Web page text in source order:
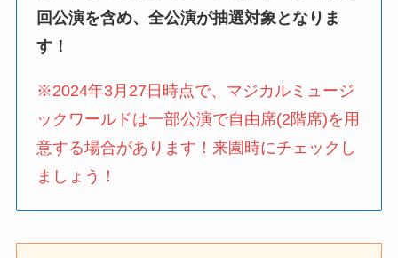
回公演を含め、全公演が抽選対象となりま
す！
※2024年3月27日時点で、マジカルミュージ
ックワールドは一部公演で自由席(2階席)を用
意する場合があります！来園時にチェックし
ましょう！